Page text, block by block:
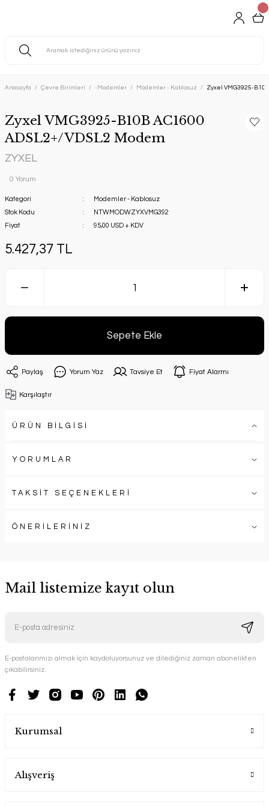
Anasayfa Çevre Birimleri -Modemler Modemler - Kablosuz Zyxel VMG3925-
Zyxel VMG3925-B10B AC1600
ADSL2+/VDSL2 Modem
ZYXEL
0 Yorum
Kategori
Modemler - Kablosuz
Stok Kodu
NTWMODWZYXVMG392
Fiyat
95,00 USD + KDV
5.427,37 TL
Sepete Ekle
Paylaş Yorum Yaz Tavsiye Et Fiyat Alarmı
Karşılaştır
ÜRÜN BİLGİSİ
YORUMLAR
TAKSİT SEÇENEKLERİ
ÖNERİLERİNİZ
Mail listemize kayıt olun
E-postalarımızı almak için kaydoluyorsunuz ve dilediğiniz zaman abonelikten
çıkabilirsiniz.
Kurumsal
Alışveriş